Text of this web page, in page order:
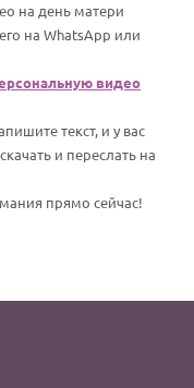
на день матери
на WhatsApp или
видео
текст, и у вас
и переслать на
прямо сейчас!